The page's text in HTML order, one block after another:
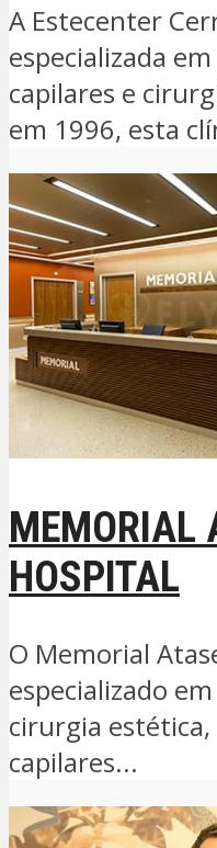
A Estecenter
especializada
capilares e
em 1996, esta
MEMORIAL
HOSPITAL
O Memorial
especializado
cirurgia estética,
capilares...